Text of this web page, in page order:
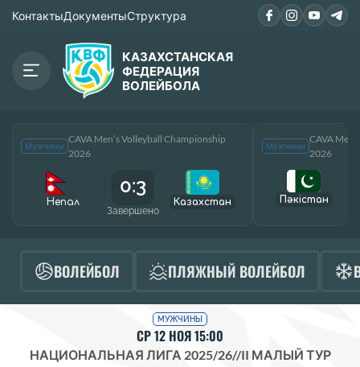
КонтактыДокументыСтруктура
КАЗАХСТАНСКАЯ
ФЕДЕРАЦИЯ
ВОЛЕЙБОЛА
Мужчины
CAVA Men’s Volleyball Championship
2026
Непал
0:3
Завершено
Казахстан
Мужчины
CAVA
2026
Пәкістан
ВОЛЕЙБОЛ ПЛЯЖНЫЙ ВОЛЕЙБОЛ
МУЖЧИНЫ
СР 12 НОЯ 15:00
НАЦИОНАЛЬНАЯ ЛИГА 2025/26//II МАЛЫЙ ТУР